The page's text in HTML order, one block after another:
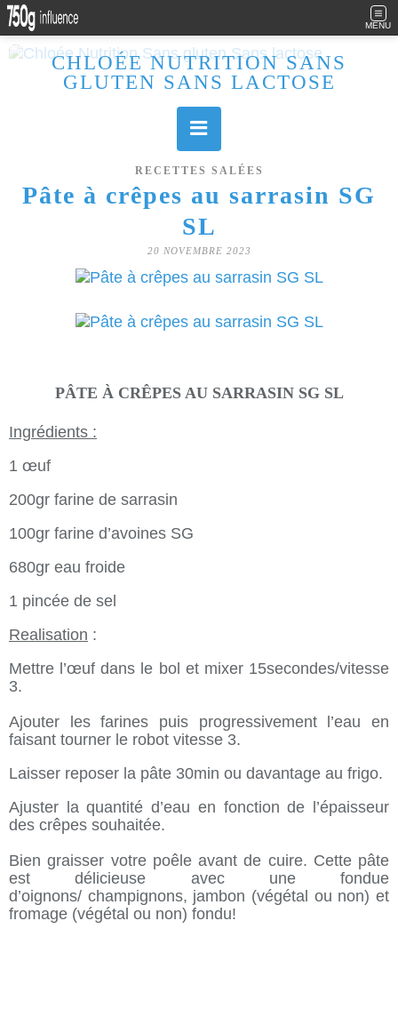
MENU
CHLOÉE NUTRITION SANS
GLUTEN SANS LACTOSE
RECETTES SALÉES
Pâte à crêpes au sarrasin SG
SL
20 NOVEMBRE 2023
PÂTE À CRÊPES AU SARRASIN SG SL
Ingrédients :
1 œuf
200gr farine de sarrasin
100gr farine d’avoines SG
680gr eau froide
1 pincée de sel
Realisation :
Mettre l’œuf dans le bol et mixer 15secondes/vitesse
3.
Ajouter les farines puis progressivement l’eau en
faisant tourner le robot vitesse 3.
Laisser reposer la pâte 30min ou davantage au frigo.
Ajuster la quantité d’eau en fonction de l’épaisseur
des crêpes souhaitée.
Bien graisser votre poêle avant de cuire. Cette pâte
est délicieuse avec une fondue
d’oignons/ champignons, jambon (végétal ou non) et
fromage (végétal ou non) fondu!